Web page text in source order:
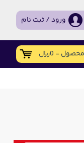
ورود / ثبت نام